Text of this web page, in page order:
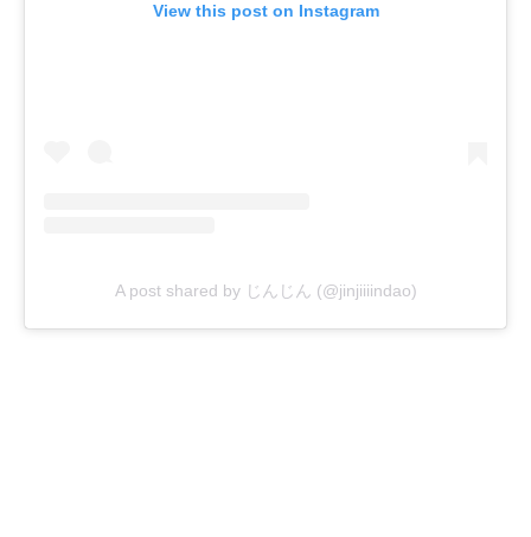
View this post on Instagram
A post shared by じんじん (@jinjiiiindao)